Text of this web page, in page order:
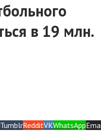
в 19 млн.
TumblrRedditVKWhatsApp